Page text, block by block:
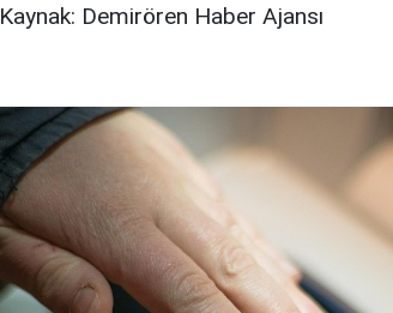
Kaynak: Demirören Haber Ajansı